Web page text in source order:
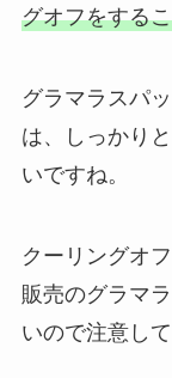
グオフをする
グラマラスパ
は、しっかり
いですね。
クーリングオ
販売のグラマ
いので注意して